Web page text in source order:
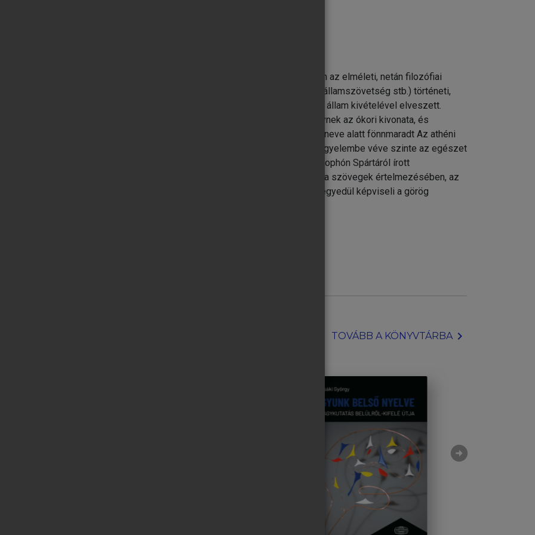
összes fennmaradt forrást, amely a görög államok működését írja le. Nem az elméleti, netán filozófiai
Platón Állama, hanem az egyes államok (Athén, Spárta, Thessalia, a boiót államszövetség stb.) történeti,
együtt összeállította 158 állam leírását, a gyűjtemény azonban Az athéni állam kivételével elveszett.
nyújt abba, milyenek lehettek ezek az írások, amelyek közül negyvennégynek az ókori kivonata, és
magyarul először hozzáférhetővé. A legfontosabb azonban az Aristotelés neve alatt fönnmaradt Az athéni
de kötetünk számára Ritoók Zsigmond az újabb kutatások eredményeit figyelembe véve szinte az egészet
a történelem iránt érdeklődők számára nélkülözhetetlen olvasmány. Xenophón Spártáról írott
magyar fordítása. A kötet jegyzetanyaga segít az első tájékozódásban és a szövegek értelmezésében, az
amely a történelemkönyvekben a spártai oligarchián kívül szinte egyedül képviseli a görög
világra.
TOVÁBB A KÖNYVTÁRBAchevron_right
arrow_circle_right